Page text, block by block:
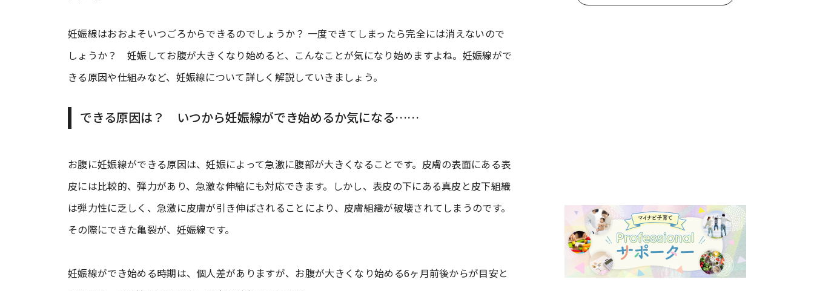
妊娠線はおおよそいつごろからできるのでしょうか？ 一度できてしまったら完全には消えないので
しょうか？ 妊娠してお腹が大きくなり始めると、こんなことが気になり始めますよね。妊娠線がで
きる原因や仕組みなど、妊娠線について詳しく解説していきましょう。
できる原因は？ いつから妊娠線ができ始めるか気になる……
お腹に妊娠線ができる原因は、妊娠によって急激に腹部が大きくなることです。皮膚の表面にある表
皮には比較的、弾力があり、急激な伸縮にも対応できます。しかし、表皮の下にある真皮と皮下組織
は弾力性に乏しく、急激に皮膚が引き伸ばされることにより、皮膚組織が破壊されてしまうのです。
その際にできた亀裂が、妊娠線です。
妊娠線ができ始める時期は、個人差がありますが、お腹が大きくなり始める6ヶ月前後からが目安と